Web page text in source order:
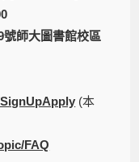
號師大圖書館校區
(本
FAQ